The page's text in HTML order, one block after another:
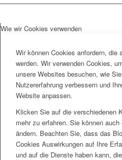
Wie wir Cookies verwenden
Wir können Cookies anfordern, die
werden. Wir verwenden Cookies,
unsere Websites besuchen, wie
Nutzererfahrung verbessern und
Website anpassen.
Klicken Sie auf die verschiedenen
mehr zu erfahren. Sie können
ändern. Beachten Sie, dass das
Cookies Auswirkungen auf Ihre
und auf die Dienste haben kann,